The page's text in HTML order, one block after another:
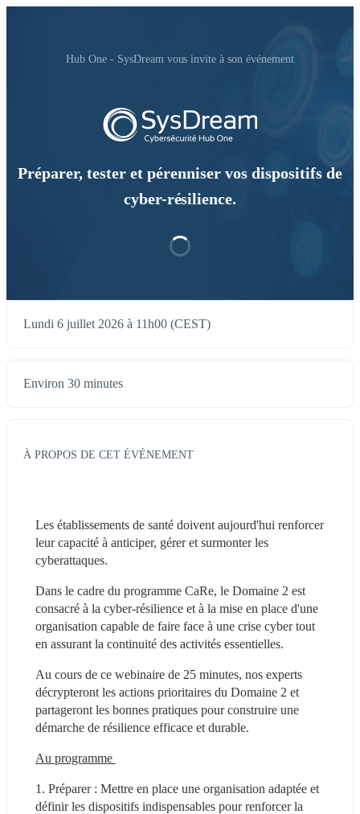
Hub One - SysDream vous invite à son événement
Préparer, tester et pérenniser vos dispositifs de
cyber-résilience.
Lundi 6 juillet 2026 à 11h00 (CEST)
Environ 30 minutes
À PROPOS DE CET ÉVÉNEMENT
Les établissements de santé doivent aujourd'hui renforcer
leur capacité à anticiper, gérer et surmonter les
cyberattaques.
Dans le cadre du programme CaRe, le Domaine 2 est
consacré à la cyber-résilience et à la mise en place d'une
organisation capable de faire face à une crise cyber tout
en assurant la continuité des activités essentielles.
Au cours de ce webinaire de 25 minutes, nos experts
décrypteront les actions prioritaires du Domaine 2 et
partageront les bonnes pratiques pour construire une
démarche de résilience efficace et durable.
Au programme
1. Préparer : Mettre en place une organisation adaptée et
définir les dispositifs indispensables pour renforcer la